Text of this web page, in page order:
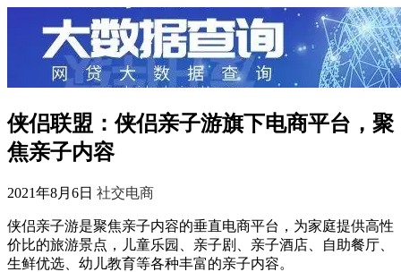
侠侣联盟：侠侣亲子游旗下电商平台，聚
焦亲子内容
2021年8月6日 社交电商
侠侣亲子游是聚焦亲子内容的垂直电商平台，为家庭提供高性
价比的旅游景点，儿童乐园、亲子剧、亲子酒店、自助餐厅、
生鲜优选、幼儿教育等各种丰富的亲子内容。